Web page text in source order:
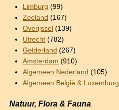
Limburg (99)
Zeeland (167)
Overijssel (139)
Utrecht (782)
Gelderland (267)
Amsterdam (910)
Algemeen Nederland (105)
Algemeen België & Luxemburg
Natuur, Flora & Fauna